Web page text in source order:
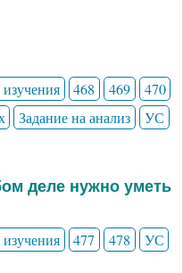
468 469
470
Задание на анализ
УС
деле нужно уметь
477 478 УС